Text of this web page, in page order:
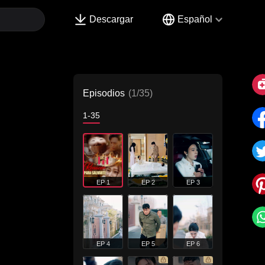
Descargar Español
Episodios (1/35)
1-35
EP 1 EP 2 EP 3
EP 4 EP 5 EP 6